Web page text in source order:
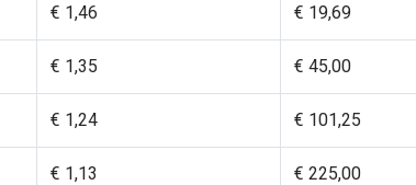
€ 1,46 € 19,69
€ 1,35 € 45,00
€ 1,24 € 101,25
€ 1,13 € 225,00